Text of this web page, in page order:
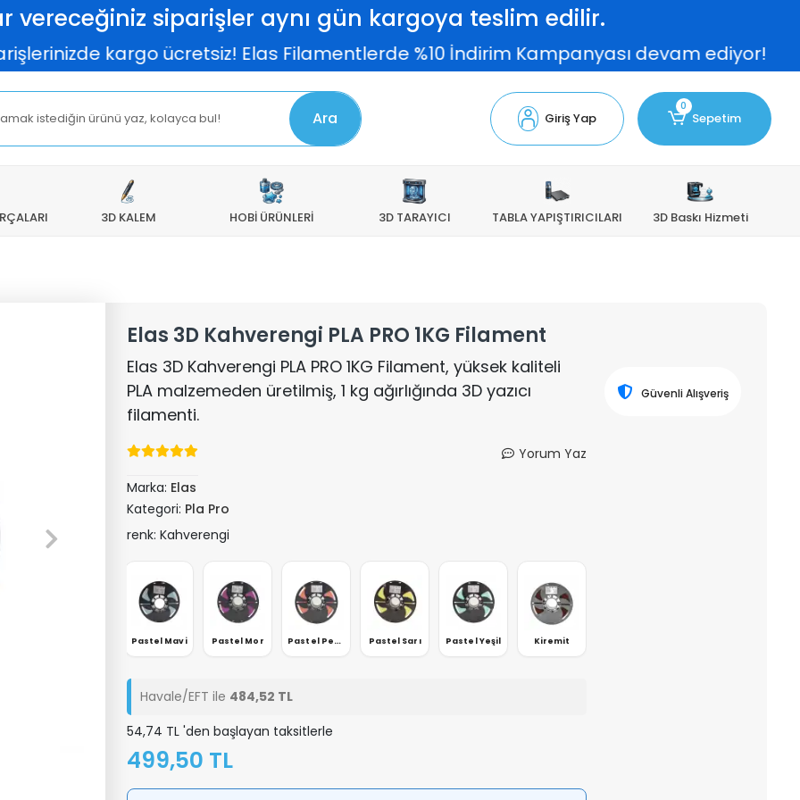
vereceğiniz siparişler aynı gün kargoya teslim edilir.
kargo ücretsiz! Elas Filamentlerde %10 İndirim Kampanyası devam ediyor!
Ara Giriş Yap
0
Sepetim
3D KALEM HOBİ ÜRÜNLERİ 3D TARAYICI TABLA YAPIŞTIRICILARI 3D Baskı Hizmeti
Elas 3D Kahverengi PLA PRO 1KG Filament
Elas 3D Kahverengi PLA PRO 1KG Filament, yüksek kaliteli
PLA malzemeden üretilmiş, 1 kg ağırlığında 3D yazıcı
filamenti.
Yorum Yaz
Marka: Elas
Kategori: Pla Pro
renk: Kahverengi
Pastel Mavi Pastel Mor Pastel Pembe Pastel Sarı Pastel Yeşil Kiremit
Havale/EFT ile 484,52 TL
54,74 TL 'den başlayan taksitlerle
499,50 TL
Güvenli Alışveriş